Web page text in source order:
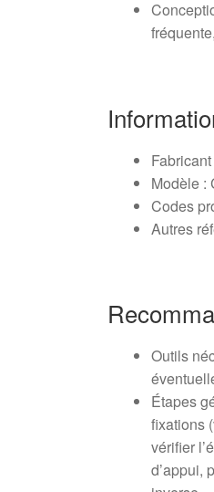
Modèle :
Codes
Autres
Outils
Étapes
fixations
vérifier
d’appui,